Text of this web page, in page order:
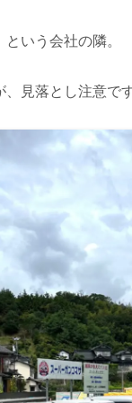
いう会社の隣。
、見落とし注意で